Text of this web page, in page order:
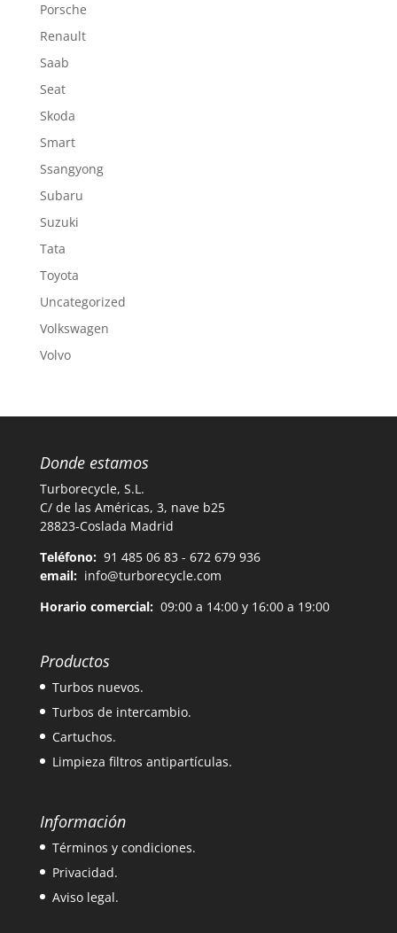
Porsche
Renault
Saab
Seat
Skoda
Smart
Ssangyong
Subaru
Suzuki
Tata
Toyota
Uncategorized
Volkswagen
Volvo
Donde estamos
Turborecycle, S.L.
C/ de las Américas, 3, nave b25
28823-Coslada Madrid
Teléfono: 91 485 06 83 - 672 679 936
email: info@turborecycle.com
Horario comercial:09:00 a 14:00 y 16:00 a 19:00
Productos
Turbos nuevos.
Turbos de intercambio.
Cartuchos.
Limpieza filtros antipartículas.
Información
Términos y condiciones.
Privacidad.
Aviso legal.